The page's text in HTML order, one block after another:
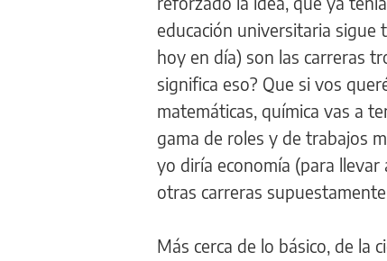
educación universitaria sigue
hoy en día) son las carreras
significa eso? Que si vos
matemáticas, química vas a
gama de roles y de trabajos
yo diría economía (para
otras carreras
Más cerca de lo básico, de la